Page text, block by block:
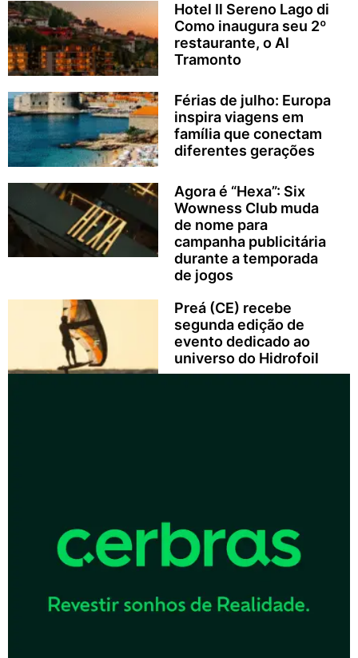
Hotel Il Sereno Lago di
Como inaugura seu 2º
restaurante, o Al
Tramonto
Férias de julho: Europa
inspira viagens em
família que conectam
diferentes gerações
Agora é “Hexa”: Six
Wowness Club muda
de nome para
campanha publicitária
durante a temporada
de jogos
Preá (CE) recebe
segunda edição de
evento dedicado ao
universo do Hidrofoil